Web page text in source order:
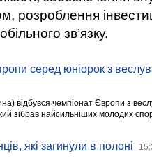
розроблення
зв’язку.
серед юніорок з
відбувся чемпіонат Європи з
зібрав найсильніших молодих
які загинули в полоні